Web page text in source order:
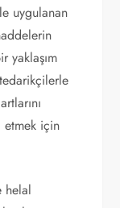
uygulanan
yaklaşım
etmek için
helal